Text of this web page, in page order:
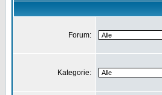
Forum:
Kategorie: